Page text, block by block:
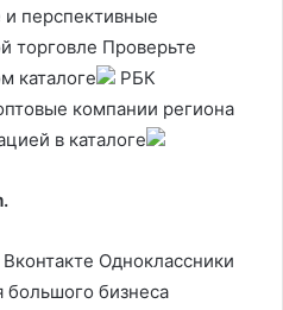
перспективные
торговле Проверьте
каталоге
РБК
компании региона
в каталоге
Одноклассники
большого бизнеса